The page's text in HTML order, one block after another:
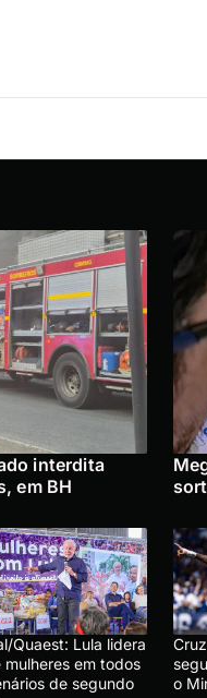
interdita
em BH
Quaest: Lula lidera
mulheres em todos
de segundo
o